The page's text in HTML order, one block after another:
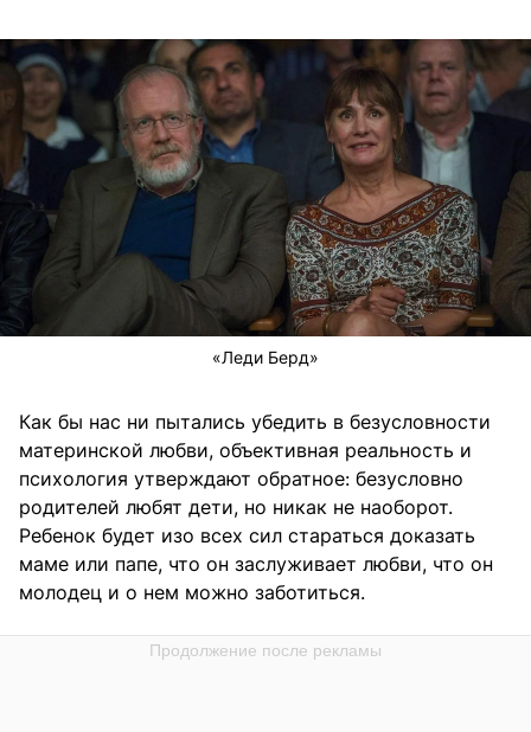
«Леди Берд»
Как бы нас ни пытались убедить в безусловности
материнской любви, объективная реальность и
психология утверждают обратное: безусловно
родителей любят дети, но никак не наоборот.
Ребенок будет изо всех сил стараться доказать
маме или папе, что он заслуживает любви, что он
молодец и о нем можно заботиться.